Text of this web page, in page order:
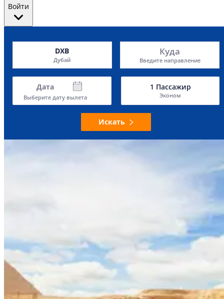
Войти
DXB
Дубай
Куда
Введите направление
Дата
Выберите дату вылета
1 Пассажир
Эконом
Искать